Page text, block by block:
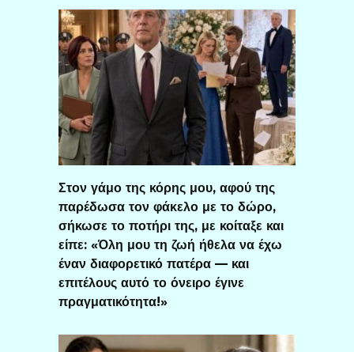
Στον γάμο της κόρης μου, αφού της
παρέδωσα τον φάκελο με το δώρο,
σήκωσε το ποτήρι της, με κοίταξε και
είπε: «Όλη μου τη ζωή ήθελα να έχω
έναν διαφορετικό πατέρα — και
επιτέλους αυτό το όνειρο έγινε
πραγματικότητα!»